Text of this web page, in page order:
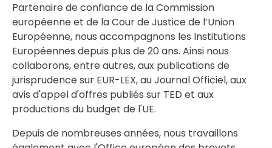
Partenaire de confiance de la Commission
européenne et de la Cour de Justice de l’Union
Européenne, nous accompagnons les Institutions
Européennes depuis plus de 20 ans. Ainsi nous
collaborons, entre autres, aux publications de
jurisprudence sur EUR-LEX, au Journal Officiel, aux
avis d'appel d'offres publiés sur TED et aux
productions du budget de l'UE.
Depuis de nombreuses années, nous travaillons